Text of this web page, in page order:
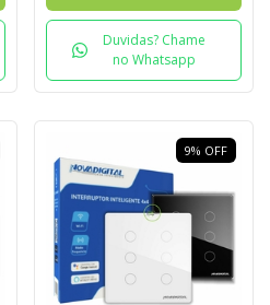
Duvidas? Chame
no Whatsapp
9% OFF